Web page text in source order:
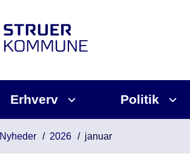
Erhverv Politik
Nyheder 2026 januar